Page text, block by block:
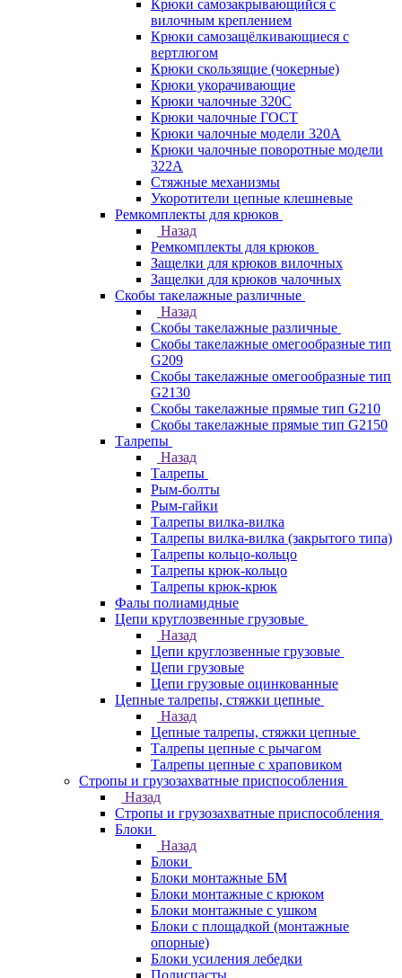
Крюки самозакрывающийся с
вилочным креплением
Крюки самозащёлкивающиеся с
вертлюгом
Крюки скользящие (чокерные)
Крюки укорачивающие
Крюки чалочные 320C
Крюки чалочные ГОСТ
Крюки чалочные модели 320А
Крюки чалочные поворотные модели
322А
Стяжные механизмы
Укоротители цепные клешневые
Ремкомплекты для крюков
Назад
Ремкомплекты для крюков
Защелки для крюков вилочных
Защелки для крюков чалочных
Скобы такелажные различные
Назад
Скобы такелажные различные
Скобы такелажные омегообразные тип
G209
Скобы такелажные омегообразные тип
G2130
Скобы такелажные прямые тип G210
Скобы такелажные прямые тип G2150
Талрепы
Назад
Талрепы
Рым-болты
Рым-гайки
Талрепы вилка-вилка
Талрепы вилка-вилка (закрытого типа)
Талрепы кольцо-кольцо
Талрепы крюк-кольцо
Талрепы крюк-крюк
Фалы полиамидные
Цепи круглозвенные грузовые
Назад
Цепи круглозвенные грузовые
Цепи грузовые
Цепи грузовые оцинкованные
Цепные талрепы, стяжки цепные
Назад
Цепные талрепы, стяжки цепные
Талрепы цепные с рычагом
Талрепы цепные с храповиком
Стропы и грузозахватные приспособления
Назад
Стропы и грузозахватные приспособления
Блоки
Назад
Блоки
Блоки монтажные БМ
Блоки монтажные с крюком
Блоки монтажные с ушком
Блоки с площадкой (монтажные
опорные)
Блоки усиления лебедки
Полиспасты